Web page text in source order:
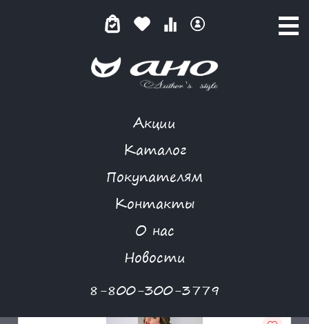
Акции
Каталог
Покупателям
Контакты
О нас
Новости
8-800-300-3779
GARDARIKA